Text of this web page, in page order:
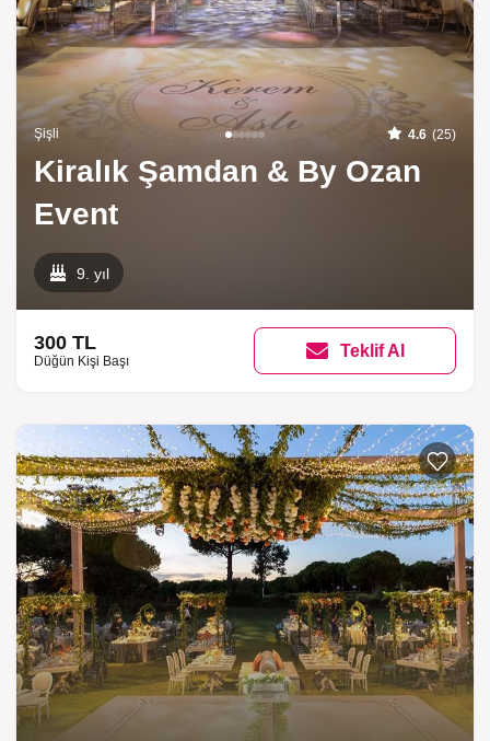
Şişli 4.6 (25)
Kiralık Şamdan & By Ozan
Event
9. yıl
300 TL
Düğün Kişi Başı
Teklif Al